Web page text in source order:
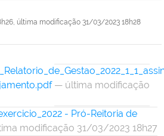
última modificação 31/03/2023 18h28
— última modificação
- Pró-Reitoria de
modificação 31/03/2023 18h27